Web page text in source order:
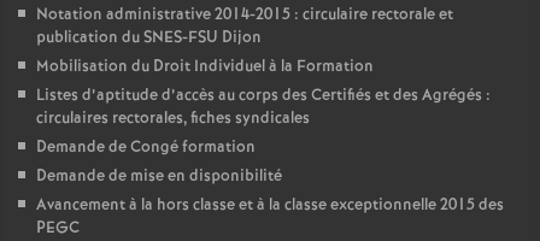
Notation administrative 2014-2015 : circulaire rectorale et
publication du SNES-FSU Dijon
Mobilisation du Droit Individuel à la Formation
Listes d’aptitude d’accès au corps des Certifiés et des Agrégés :
circulaires rectorales, fiches syndicales
Demande de Congé formation
Demande de mise en disponibilité
Avancement à la hors classe et à la classe exceptionnelle 2015 des
PEGC